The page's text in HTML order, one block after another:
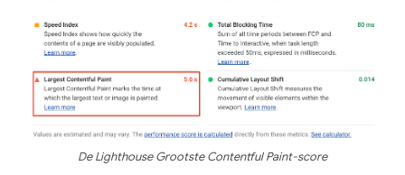
De Lighthouse Grootste Contentful Paint-score